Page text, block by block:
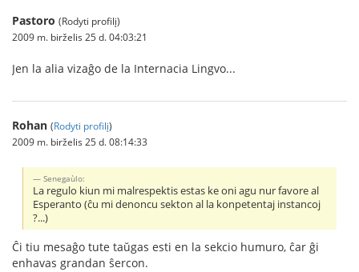
Pastoro (Rodyti profilį)
2009 m. birželis 25 d. 04:03:21
Jen la alia vizaĝo de la Internacia Lingvo...
Rohan (Rodyti profilį)
2009 m. birželis 25 d. 08:14:33
Senegaùlo:
La regulo kiun mi malrespektis estas ke oni agu nur favore al
Esperanto (ĉu mi denoncu sekton al la konpetentaj instancoj
?...)
Ĉi tiu mesaĝo tute taŭgas esti en la sekcio humuro, ĉar ĝi
enhavas grandan ŝercon.